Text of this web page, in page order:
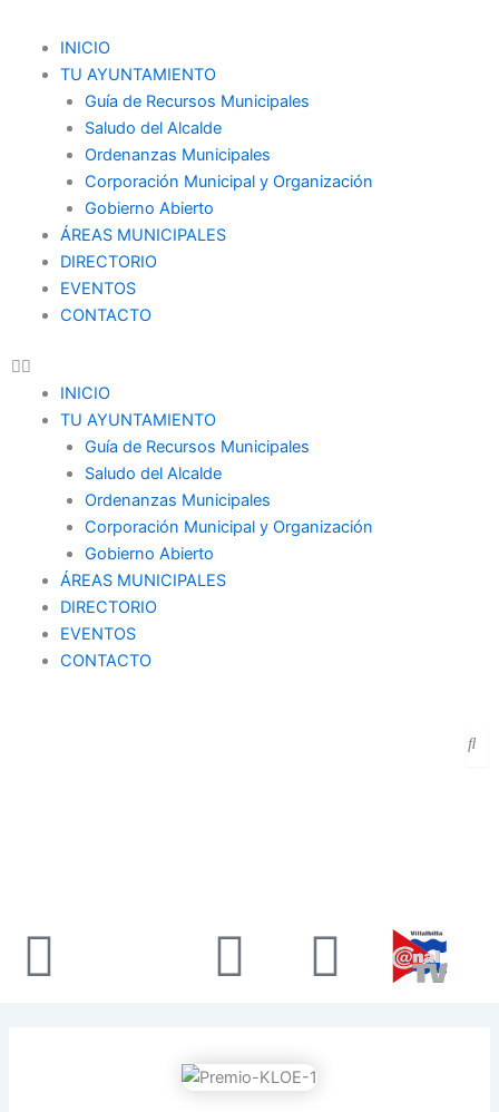
contenido
INICIO
TU AYUNTAMIENTO
Guía de Recursos Municipales
Saludo del Alcalde
Ordenanzas Municipales
Corporación Municipal y Organización
Gobierno Abierto
ÁREAS MUNICIPALES
DIRECTORIO
EVENTOS
CONTACTO
Menu
INICIO
TU AYUNTAMIENTO
Guía de Recursos Municipales
Saludo del Alcalde
Ordenanzas Municipales
Corporación Municipal y Organización
Gobierno Abierto
ÁREAS MUNICIPALES
DIRECTORIO
EVENTOS
CONTACTO
FacebookYoutube